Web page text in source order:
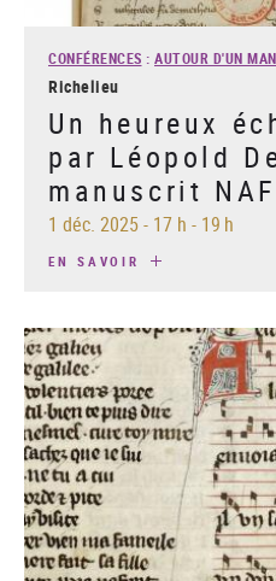
CONFÉRENCES : AUTOUR D'UN
Richelieu
Un heureux
par Léopold
manuscrit
1 déc. 2025- 17 h - 19 h
EN SAVOIR